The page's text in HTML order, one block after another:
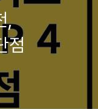
,
점